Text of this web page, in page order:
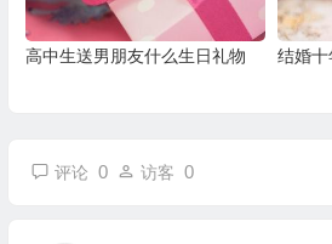
高中生送男朋友什么生日礼物 结婚
评论 0 访客 0